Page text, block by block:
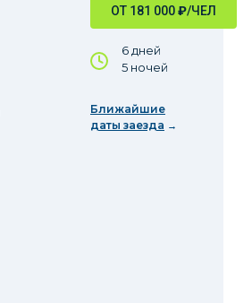
ОТ 181 000₽/ЧЕЛ
6 дней
5 ночей
Ближайшие
даты заезда